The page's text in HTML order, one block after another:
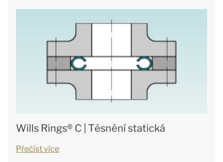
Wills Rings® C | Těsnění statická
Přečíst více